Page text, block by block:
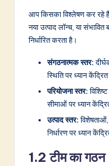
आप किसका विश्लेषण कर रहे
नया उत्पाद लॉन्च, या
निर्धारित करता है।
संगठनात्मक स्तर:
स्थिति पर ध्यान
परियोजना स्तर:
सीमाओं पर ध्यान
उत्पाद स्तर:विशेषताओं,
निर्धारण पर ध्यान
1.2 टीम का गठन